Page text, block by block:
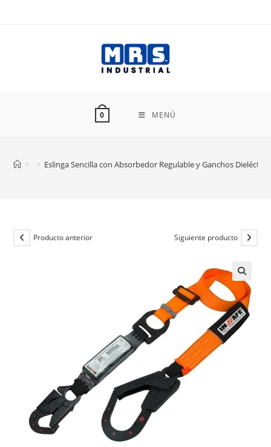
0 MENÚ
> > Eslinga Sencilla con Absorbedor Regulable y Ganchos
Producto anterior Siguiente producto